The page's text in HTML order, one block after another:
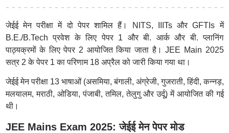
जेईई मेन परीक्षा में दो पेपर शामिल हैं। NITS, IIITs और GFTIs में
B.E./B.Tech प्रवेश के लिए पेपर 1 और बी. आर्क और बी. प्लानिंग
पाठ्यक्रमों के लिए पेपर 2 आयोजित किया जाता है। JEE Main 2025
सत्र 2 के पेपर 1 का परिणाम 18 अप्रैल को जारी किया गया था।
जेईई मेन परीक्षा 13 भाषाओं (असमिया, बंगाली, अंग्रेजी, गुजराती, हिंदी, कन्नड़,
मलयालम, मराठी, ओडिया, पंजाबी, तमिल, तेलुगु और उर्दू) में आयोजित की गई
थी।
JEE Mains Exam 2025: जेईई मेन पेपर मोड